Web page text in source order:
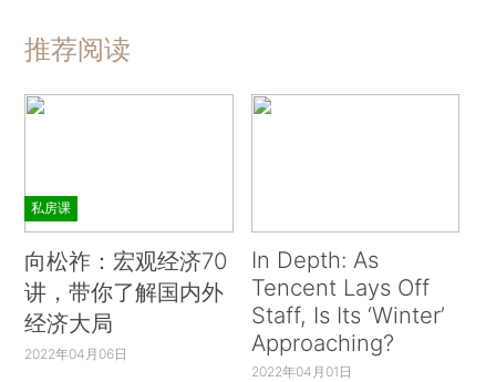
推荐阅读
私房课
向松祚：宏观经济70
讲，带你了解国内外
经济大局
2022年04月06日
In Depth: As
Tencent Lays Off
Staff, Is Its ‘Winter’
Approaching?
2022年04月01日